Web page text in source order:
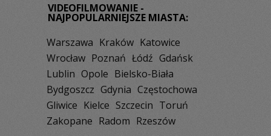
VIDEOFILMOWANIE -
NAJPOPULARNIEJSZE MIASTA:
Warszawa Kraków Katowice
Wrocław Poznań Łódź Gdańsk
Lublin Opole Bielsko-Biała
Bydgoszcz Gdynia Częstochowa
Gliwice Kielce Szczecin Toruń
Zakopane Radom Rzeszów